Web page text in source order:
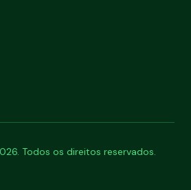
Todos os direitos reservados.